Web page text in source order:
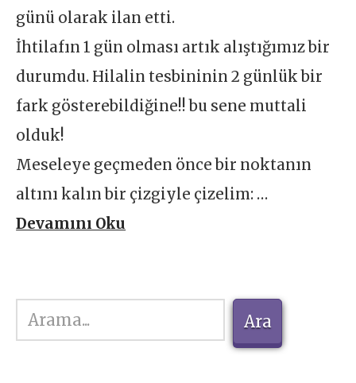
günü olarak ilan etti.
İhtilafın 1 gün olması artık alıştığımız bir
durumdu. Hilalin tesbininin 2 günlük bir
fark gösterebildiğine!! bu sene muttali
olduk!
Meseleye geçmeden önce bir noktanın
altını kalın bir çizgiyle çizelim: …
Devamını Oku
Ara
Ara